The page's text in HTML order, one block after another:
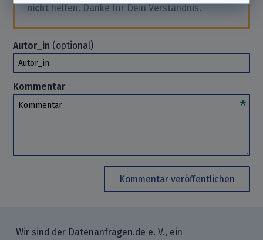
nicht helfen. Danke für Dein Verständnis.
Autor_in (optional)
Autor_in
Kommentar
Kommentar
Kommentar veröffentlichen
Wir sind der Datenanfragen.de e. V., ein